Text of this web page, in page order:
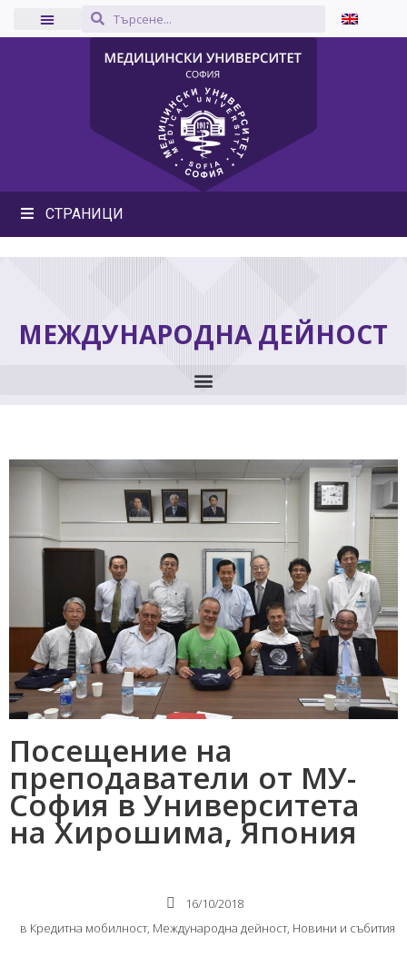
СТРАНИЦИ
МЕЖДУНАРОДНА ДЕЙНОСТ
Посещение на
преподаватели от МУ-
София в Университета
на Хирошима, Япония
16/10/2018
в Кредитна мобилност, Международнa дейност, Новини и събития